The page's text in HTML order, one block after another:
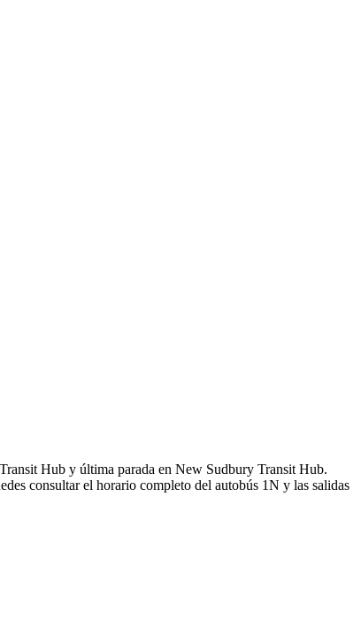
Hub y última parada en New Sudbury Transit Hub.
consultar el horario completo del autobús 1N y las salidas